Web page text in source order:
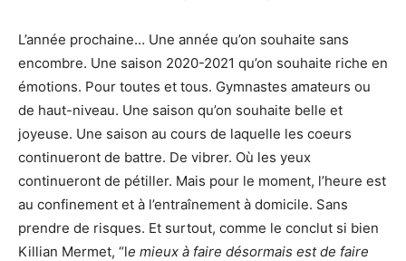
L’année prochaine… Une année qu’on souhaite sans
encombre. Une saison 2020-2021 qu’on souhaite riche en
émotions. Pour toutes et tous. Gymnastes amateurs ou
de haut-niveau. Une saison qu’on souhaite belle et
joyeuse. Une saison au cours de laquelle les coeurs
continueront de battre. De vibrer. Où les yeux
continueront de pétiller. Mais pour le moment, l’heure est
au confinement et à l’entraînement à domicile. Sans
prendre de risques. Et surtout, comme le conclut si bien
Killian Mermet, “le mieux à faire désormais est de faire